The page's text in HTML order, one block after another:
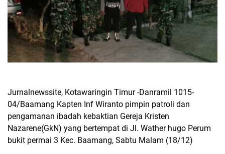
Jurnalnewssite, Kotawaringin Timur -Danramil 1015-
04/Baamang Kapten Inf Wiranto pimpin patroli dan
pengamanan ibadah kebaktian Gereja Kristen
Nazarene(GkN) yang bertempat di Jl. Wather hugo Perum
bukit permai 3 Kec. Baamang, Sabtu Malam (18/12)